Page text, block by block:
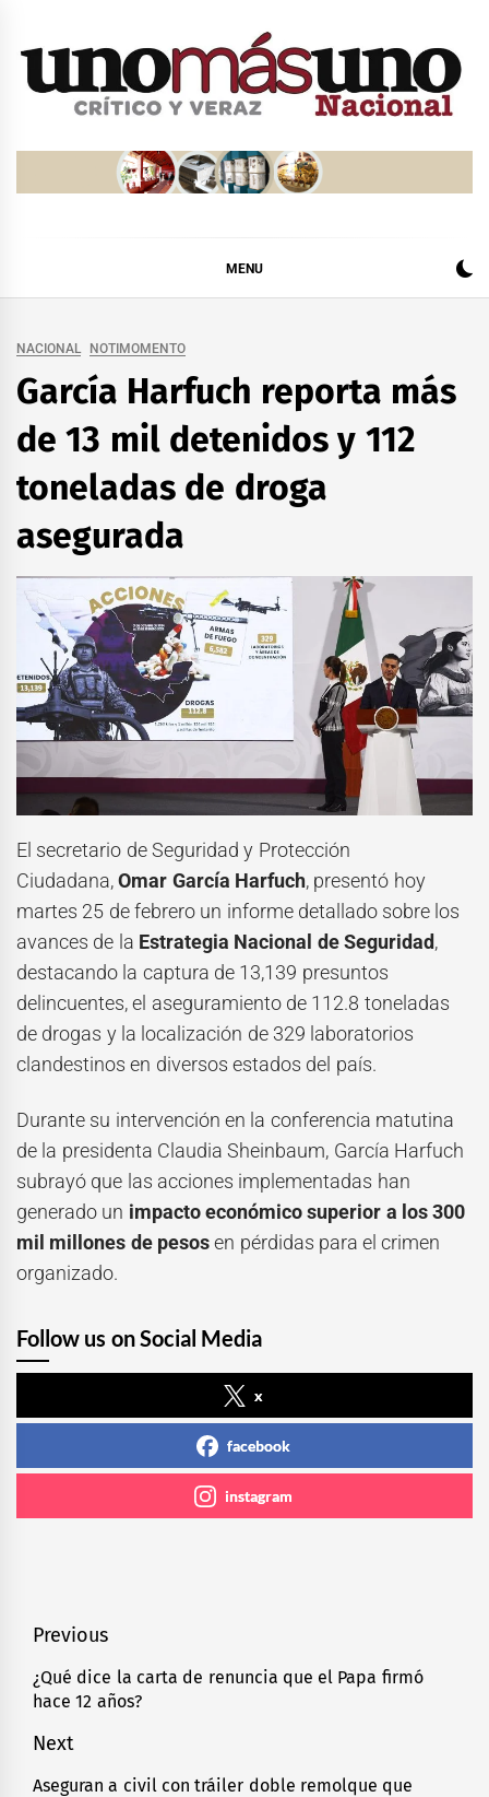
MENU
NACIONAL NOTIMOMENTO
García Harfuch reporta más
de 13 mil detenidos y 112
toneladas de droga
asegurada
El secretario de Seguridad y Protección
Ciudadana,Omar García Harfuch, presentó hoy
martes 25 de febrero un informe detallado sobre los
avances de la Estrategia Nacional de Seguridad,
destacando la captura de 13,139 presuntos
delincuentes, el aseguramiento de 112.8 toneladas
de drogas y la localización de 329 laboratorios
clandestinos en diversos estados del país.
Durante su intervención en la conferencia matutina
de la presidenta Claudia Sheinbaum, García Harfuch
subrayó que las acciones implementadas han
generado un impacto económico superior a los 300
mil millones de pesosen pérdidas para el crimen
organizado.
Follow us on Social Media
x
facebook
instagram
Navegación
de
entradas
Previous
Previous
post:
¿Qué dice la carta de renuncia que el Papa firmó
hace 12 años?
Next
Next
Aseguran a civil con tráiler doble remolque que